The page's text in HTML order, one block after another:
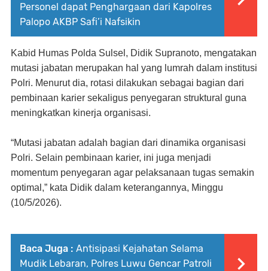
Personel dapat Penghargaan dari Kapolres
Palopo AKBP Safi’i Nafsikin
Kabid Humas Polda Sulsel, Didik Supranoto, mengatakan
mutasi jabatan merupakan hal yang lumrah dalam institusi
Polri. Menurut dia, rotasi dilakukan sebagai bagian dari
pembinaan karier sekaligus penyegaran struktural guna
meningkatkan kinerja organisasi.
“Mutasi jabatan adalah bagian dari dinamika organisasi
Polri. Selain pembinaan karier, ini juga menjadi
momentum penyegaran agar pelaksanaan tugas semakin
optimal,” kata Didik dalam keterangannya, Minggu
(10/5/2026).
Baca Juga : Antisipasi Kejahatan Selama
Mudik Lebaran, Polres Luwu Gencar Patroli